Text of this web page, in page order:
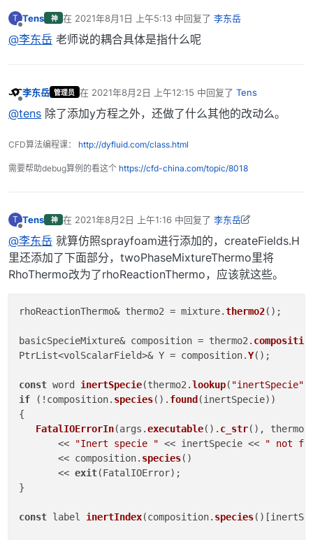
T Tens 神 在 2021年8月1日 上午5:13中回复了 李东岳
最后由 编辑
@李东岳 老师说的耦合具体是指什么呢
李东岳 管理员 在 2021年8月2日 上午12:15 中回复了 Tens
最后由 编辑
@tens 除了添加y方程之外，还做了什么其他的改动么。
CFD算法编程课： http://dyfluid.com/class.html
需要帮助debug算例的看这个 https://cfd-china.com/topic/8018
T
离线
Tens 神 在 2021年8月2日 上午1:16中回复了 李东岳
最后由 Tens 编辑 2021年8月2日 上午9:18
@李东岳 就算仿照sprayfoam进行添加的，createFields.H
里还添加了下面部分，twoPhaseMixtureThermo里将
RhoThermo改为了rhoReactionThermo，应该就这些。
rhoReactionThermo& thermo2 = mixture.thermo2();
basicSpecieMixture& composition = thermo2.
PtrList<volScalarField>& Y = composition.Y();
const word inertSpecie(thermo2.lookup( "inertSpecie"
if (!composition. species(). found (inertSpecie))
{
FatalIOErrorIn(args.executable(). c_str(),
       <<
"Inert specie " << inertSpecie <<
" not
       << composition.
species()
       <<
exit(FatalIOError);
}
const label inertIndex(composition. species